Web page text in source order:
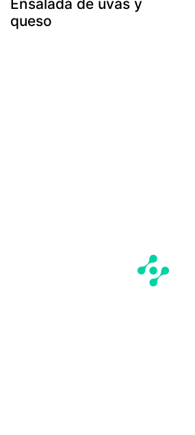
Ensalada de uvas y
queso